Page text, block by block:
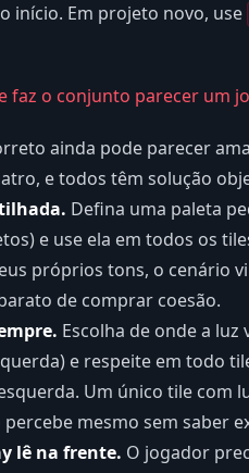
início. Em projeto novo, use
faz o conjunto parecer um
ainda pode parecer
e todos têm solução
Defina uma paleta
e use ela em todos os
próprios tons, o cenário
de comprar coesão.
Escolha de onde a
e respeite em todo
Um único tile com
mesmo sem saber
lê na frente. O jogador